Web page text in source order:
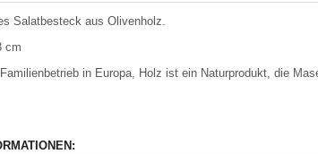
Salatbesteck aus Olivenholz.
cm
in Europa, Holz ist ein Naturprodukt, die